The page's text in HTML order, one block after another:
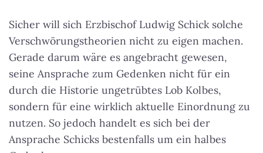
Sicher will sich Erzbischof Ludwig Schick solche
Verschwörungstheorien nicht zu eigen machen.
Gerade darum wäre es angebracht gewesen,
seine Ansprache zum Gedenken nicht für ein
durch die Historie ungetrübtes Lob Kolbes,
sondern für eine wirklich aktuelle Einordnung zu
nutzen. So jedoch handelt es sich bei der
Ansprache Schicks bestenfalls um ein halbes